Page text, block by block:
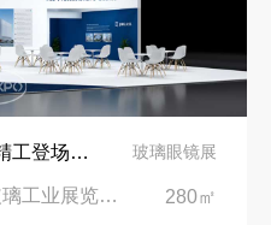
德国展览设计搭建 | 见证精工登场玻璃工业展览会 Glasstec 2024 玻璃眼镜展
2024年德国杜塞尔多夫玻璃工业展览会Glasstec|德国杜塞尔多夫会展中心 280㎡